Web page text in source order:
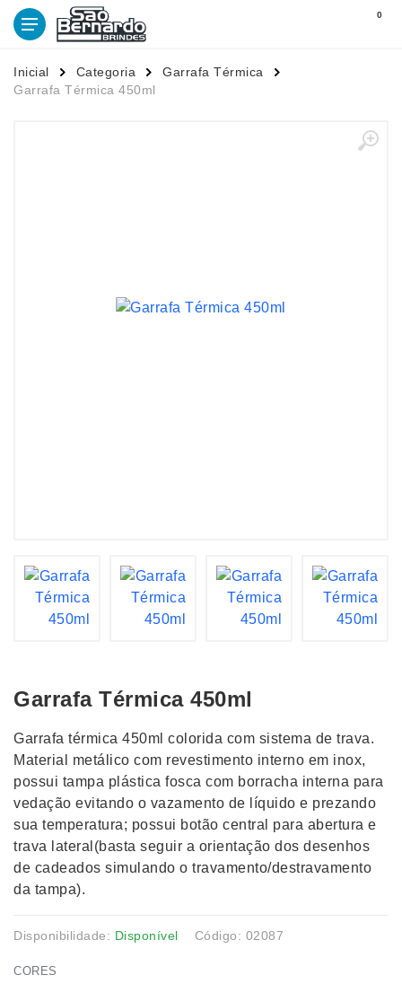
0
Inicial Categoria
Garrafa Térmica
Garrafa Térmica 450ml
Garrafa Térmica 450ml
Garrafa térmica 450ml colorida com sistema de trava.
Material metálico com revestimento interno em inox,
possui tampa plástica fosca com borracha interna para
vedação evitando o vazamento de líquido e prezando
sua temperatura; possui botão central para abertura e
trava lateral(basta seguir a orientação dos desenhos
de cadeados simulando o travamento/destravamento
da tampa).
Disponibilidade: Disponível Código: 02087
CORES